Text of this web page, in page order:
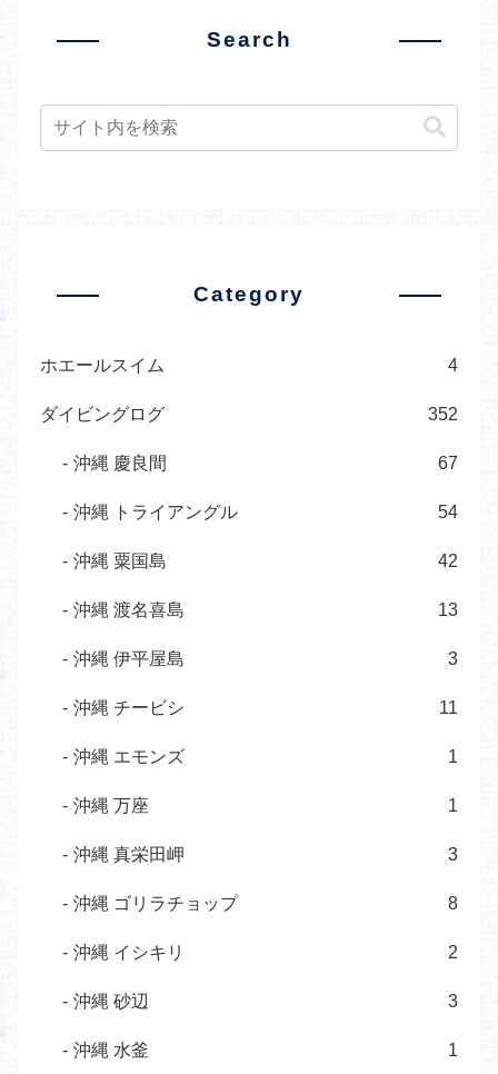
Search
Category
ホエールスイム 4
ダイビングログ 352
沖縄 慶良間 67
沖縄 トライアングル 54
沖縄 粟国島 42
沖縄 渡名喜島 13
沖縄 伊平屋島 3
沖縄 チービシ 11
沖縄 エモンズ 1
沖縄 万座 1
沖縄 真栄田岬 3
沖縄 ゴリラチョップ 8
沖縄 イシキリ 2
沖縄 砂辺 3
沖縄 水釜 1